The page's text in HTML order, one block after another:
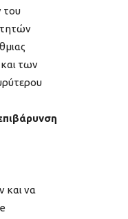
του
των
και να